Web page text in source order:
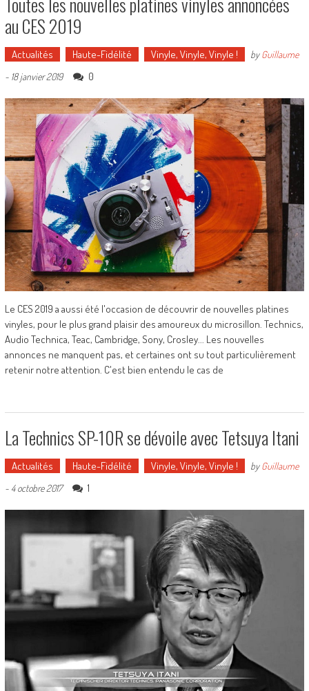
au CES 2019
Actualités Haute-Fidélité Vinyle, Vinyle, Vinyle ! byGuillaume
- 18 janvier 2019 0
Le CES 2019 a aussi été l'occasion de découvrir de nouvelles platines
vinyles, pour le plus grand plaisir des amoureux du microsillon. Technics,
Audio Technica, Teac, Cambridge, Sony, Crosley... Les nouvelles
annonces ne manquent pas, et certaines ont su tout particulièrement
retenir notre attention. C'est bien entendu le cas de
La Technics SP-10R se dévoile avec Tetsuya Itani
Actualités Haute-Fidélité Vinyle, Vinyle, Vinyle ! byGuillaume
- 4 octobre 2017 1